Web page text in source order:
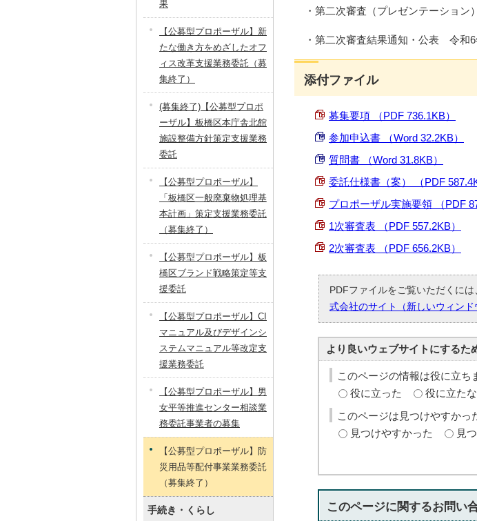
・第二次審査（プレゼンテーショ
・第二次審査結果通知・公表 令和
添付ファイル
募集要項 （PDF 736.1KB）
参加申込書 （Word 32.2KB）
質問書 （Word 31.8KB）
委託仕様書（案） （PDF
プロポーザル実施要領 （PDF
1次審査表 （PDF 557.2KB）
2次審査表 （PDF 656.2KB）
PDFファイルをご覧いただくに
式会社のサイト（新しいウィンド
より良いウェブサイトにするた
このページの情報は役に立ち
役に立った
役に立た
このページは見つけやすかっ
見つけやすかった
見
このページに関するお問い
果
【公募型プロポーザル】新
たな働き方をめざしたオフ
ィス改革支援業務委託（募
集終了）
(募集終了)【公募型プロポ
ーザル】板橋区本庁舎北館
施設整備方針策定支援業務
委託
【公募型プロポーザル】
「板橋区一般廃棄物処理基
本計画」策定支援業務委託
（募集終了）
【公募型プロポーザル】板
橋区ブランド戦略策定等支
援委託
【公募型プロポーザル】CI
マニュアル及びデザインシ
ステムマニュアル等改定支
援業務委託
【公募型プロポーザル】男
女平等推進センター相談業
務委託事業者の募集
【公募型プロポーザル】防
災用品等配付事業業務委託
（募集終了）
手続き・くらし